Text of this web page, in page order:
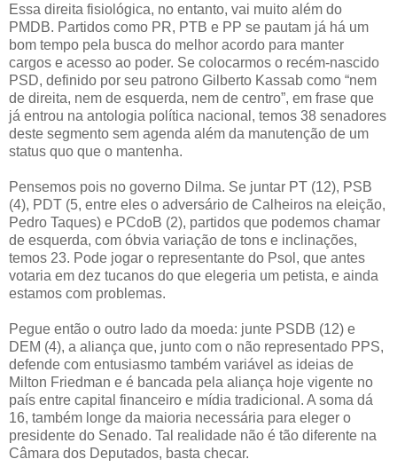
Essa direita fisiológica, no entanto, vai muito além do
PMDB. Partidos como PR, PTB e PP se pautam já há um
bom tempo pela busca do melhor acordo para manter
cargos e acesso ao poder. Se colocarmos o recém-nascido
PSD, definido por seu patrono Gilberto Kassab como “nem
de direita, nem de esquerda, nem de centro”, em frase que
já entrou na antologia política nacional, temos 38 senadores
deste segmento sem agenda além da manutenção de um
status quo que o mantenha.
Pensemos pois no governo Dilma. Se juntar PT (12), PSB
(4), PDT (5, entre eles o adversário de Calheiros na eleição,
Pedro Taques) e PCdoB (2), partidos que podemos chamar
de esquerda, com óbvia variação de tons e inclinações,
temos 23. Pode jogar o representante do Psol, que antes
votaria em dez tucanos do que elegeria um petista, e ainda
estamos com problemas.
Pegue então o outro lado da moeda: junte PSDB (12) e
DEM (4), a aliança que, junto com o não representado PPS,
defende com entusiasmo também variável as ideias de
Milton Friedman e é bancada pela aliança hoje vigente no
país entre capital financeiro e mídia tradicional. A soma dá
16, também longe da maioria necessária para eleger o
presidente do Senado. Tal realidade não é tão diferente na
Câmara dos Deputados, basta checar.